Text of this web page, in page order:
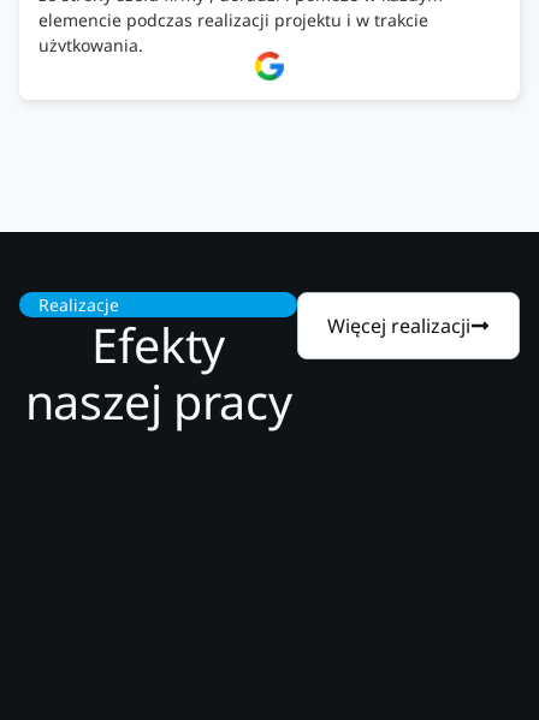
elemencie podczas realizacji projektu i w trakcie
użytkowania.
Firma godna zaufania. Tak trzymać!
Realizacje
Efekty
naszej pracy
Więcej realizacji